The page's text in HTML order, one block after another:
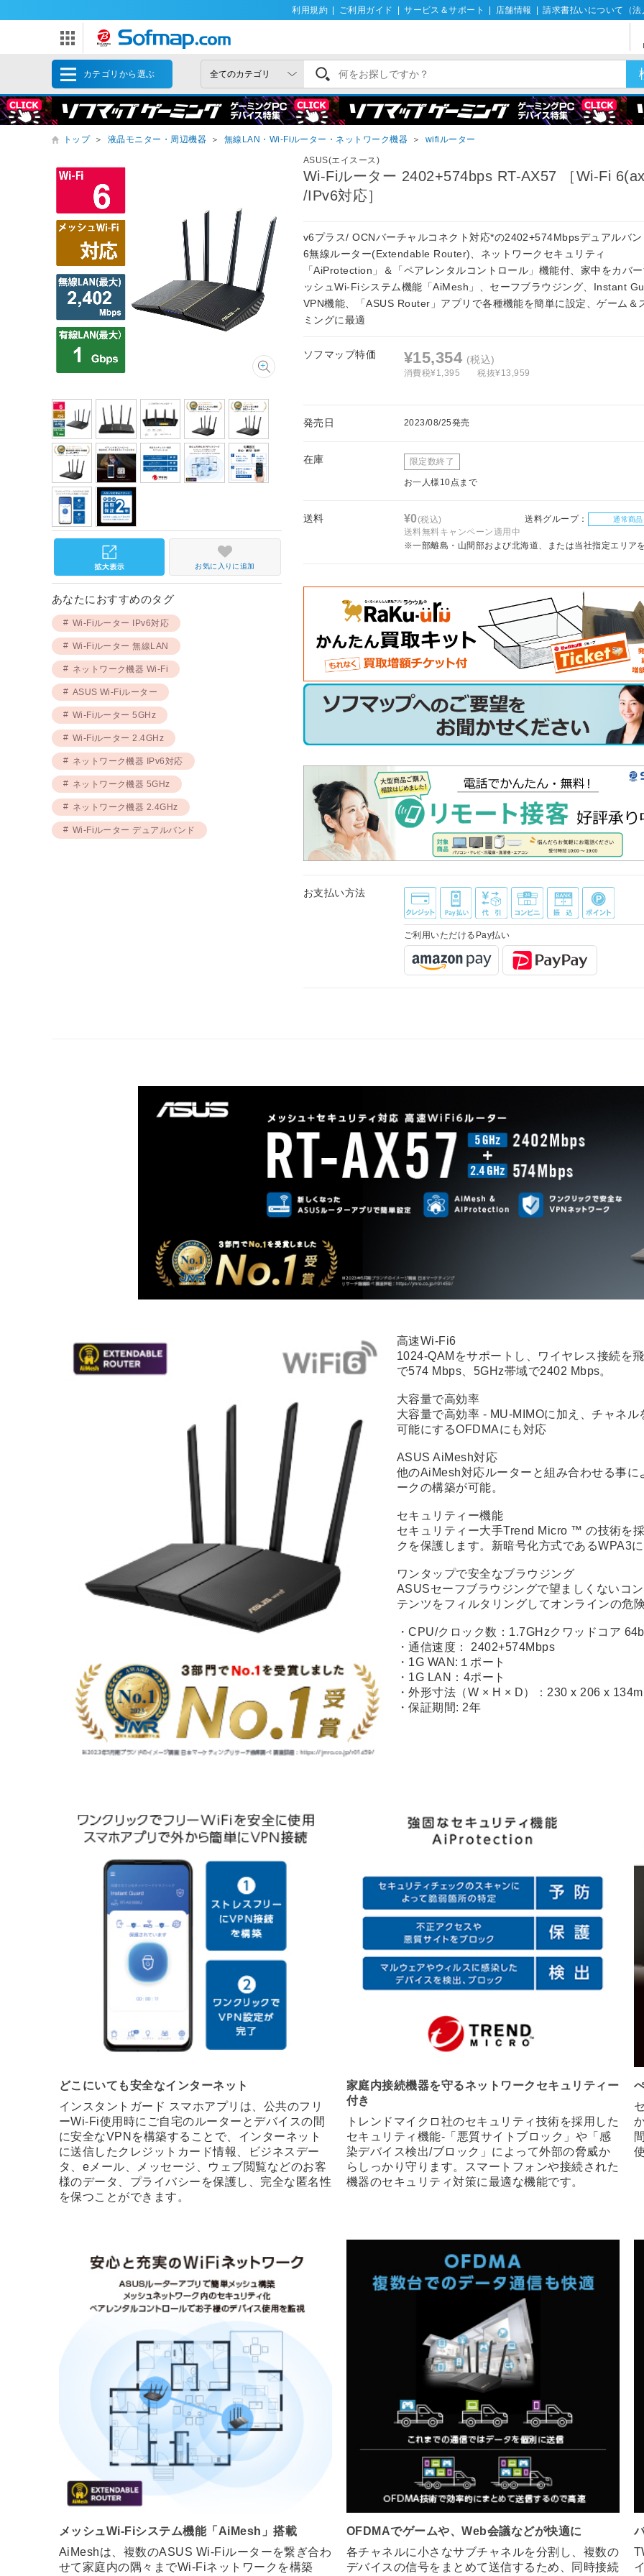
利用規約 ご利用ガイド サービス＆サポート 店舗情報 請求書払いについて（法
カテゴリから選ぶ
トップ ＞ 液晶モニター・周辺機器 ＞ 無線LAN・Wi-Fiルーター・ネットワーク機器 ＞ wifiルーター
ASUS(エイスース)
Wi-Fiルーター 2402+574bps RT-AX57 ［Wi-Fi
/IPv6対応］
v6プラス/ OCNバーチャルコネクト対応*の2402+574Mbpsデュアルバ
6無線ルーター(Extendable Router)、ネットワークセキュリティ
「AiProtection」＆「ペアレンタルコントロール」機能付、家中をカバ
ッシュWi-Fiシステム機能「AiMesh」、セーフブラウジング、Instant
VPN機能、「ASUS Router」アプリで各種機能を簡単に設定、ゲーム＆
ミングに最適
ソフマップ特価 ¥15,354 (税込)
消費税¥1,395 税抜¥13,959
発売日 2023/08/25発売
在庫 限定数終了
お一人様10点まで
送料 ¥0(税込) 送料グループ： 通常商品
送料無料キャンペーン適用中
※一部離島・山間部および北海道、または当社指定エリア
お支払い方法
ご利用いただけるPay払い
お気に入りに追加
あなたにおすすめのタグ
Wi-Fiルーター IPv6対応
Wi-Fiルーター 無線LAN
ネットワーク機器 Wi-Fi
ASUS Wi-Fiルーター
Wi-Fiルーター 5GHz
Wi-Fiルーター 2.4GHz
ネットワーク機器 IPv6対応
ネットワーク機器 5GHz
ネットワーク機器 2.4GHz
Wi-Fiルーター デュアルバンド
1024-QAMをサポートし、ワイヤレス接続を
で574 Mbps、5GHz帯域で2402 Mbps。
大容量で高効率 - MU-MIMOに加え、チャネ
可能にするOFDMAにも対応
他のAiMesh対応ルーターと組み合わせる事
ークの構築が可能。
セキュリティー大手Trend Micro ™ の技術を
クを保護します。新暗号化方式であるWPA3
ASUSセーフブラウジングで望ましくないコ
テンツをフィルタリングしてオンラインの危
・通信速度： 2402+574Mbps
・1G WAN:１ポート
・1G LAN：4ポート
・保証期間: 2年
どこにいても安全なインターネット
インスタントガード スマホアプリは、公共のフリ
ーWi-Fi使用時にご自宅のルーターとデバイスの間
に送信したクレジットカード情報、ビジネスデー
タ、eメール、メッセージ、ウェブ閲覧などのお客
様のデータ、プライバシーを保護し、完全な匿名性
を保つことができます。
家庭内接続機器を守るネットワークセキュリティー
トレンドマイクロ社のセキュリティ技術を採用した
染デバイス検出/ブロック」によって外部の脅威か
らしっかり守ります。スマートフォンや接続された
機器のセキュリティ対策に最適な機能です。
メッシュWi-Fiシステム機能「AiMesh」搭載
AiMeshは、複数のASUS Wi-Fiルーターを繋ぎ合わ
せて家庭内の隅々までWi-Fiネットワークを構築
し、最適な電波を提供するASUS独自の機能です。
ネットワーク内に異なるモデルのASUSルーターを
混在させることができるので、すでにお持ちの
ASUS Wi-Fiルーターをご活用いただけます。ま
た、シームレスなローミング技術によって、ネット
OFDMAでゲームや、Web会議などが快適に
各チャネルに小さなサブチャネルを分割し、複数の
デバイスの信号をまとめて送信するため、同時接続
台数が増えても、順番待ちが発生しないようになっ
ています。同時接続ユーザーが多く発生するゲーム
や、Web会議などで快適に利用できます。